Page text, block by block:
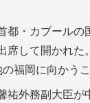
都・カブール
席して開かれ
福岡に向かう
祐外務副大臣